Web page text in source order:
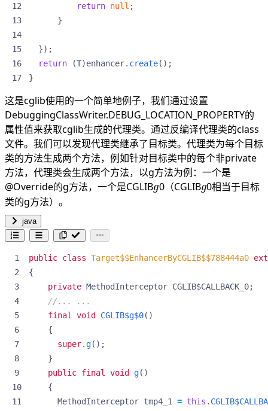
return null ;
}
});
return
(T)enhancer. create();
}
这是cglib使用的一个简单地例子，我们通过设置
DebuggingClassWriter.DEBUG_LOCATION_PROPERTY的
属性值来获取cglib生成的代理类。通过反编译代理类的class
文件。我们可以发现代理类继承了目标类。代理类为每个目标
类的方法生成两个方法，例如针对目标类中的每个非private
方法，代理类会生成两个方法，以g方法为例：一个是
@Override的g方法，一个是CGLIBg
g0（CGLIBg
g0相当于目标
类的g方法）。
java
public class Target$$EnhancerByCGLIB$$788444a0
{
private MethodInterceptor CGLIB$CALLBACK_0;
//... ...
final
void CGLIB$g$0()
{
super. g();
}
public final void g()
{
MethodInterceptor tmp4_1 = this .